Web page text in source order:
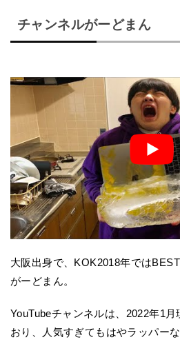
チャンネルがーどまん
大阪出身で、KOK2018年では
がーどまん。
YouTubeチャンネルは、2022年1
おり、人気すぎてもはやラッパー